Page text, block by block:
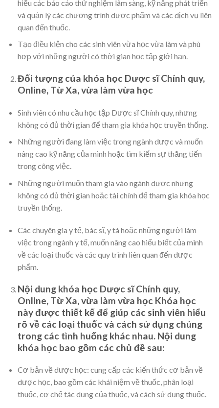
hiểu các báo cáo thử nghiệm lâm sàng, kỹ năng phát triển
và quản lý các chương trình dược phẩm và các dịch vụ liên
quan đến thuốc.
Tạo điều kiện cho các sinh viên vừa học vừa làm và phù
hợp với những người có thời gian học tập giới hạn.
Đối tượng của khóa học Dược sĩ Chính quy,
Online, Từ Xa, vừa làm vừa học
Sinh viên có nhu cầu học tập Dược sĩ Chính quy, nhưng
không có đủ thời gian để tham gia khóa học truyền thống.
Những người đang làm việc trong ngành dược và muốn
nâng cao kỹ năng của mình hoặc tìm kiếm sự thăng tiến
trong công việc.
Những người muốn tham gia vào ngành dược nhưng
không có đủ thời gian hoặc tài chính để tham gia khóa học
truyền thống.
Các chuyên gia y tế, bác sĩ, y tá hoặc những người làm
việc trong ngành y tế, muốn nâng cao hiểu biết của mình
về các loại thuốc và các quy trình liên quan đến dược
phẩm.
Nội dung khóa học Dược sĩ Chính quy,
Online, Từ Xa, vừa làm vừa học Khóa học
này được thiết kế để giúp các sinh viên hiểu
rõ về các loại thuốc và cách sử dụng chúng
trong các tình huống khác nhau. Nội dung
khóa học bao gồm các chủ đề sau:
Cơ bản về dược học: cung cấp các kiến thức cơ bản về
dược học, bao gồm các khái niệm về thuốc, phân loại
thuốc, cơ chế tác dụng của thuốc, và cách sử dụng thuốc.